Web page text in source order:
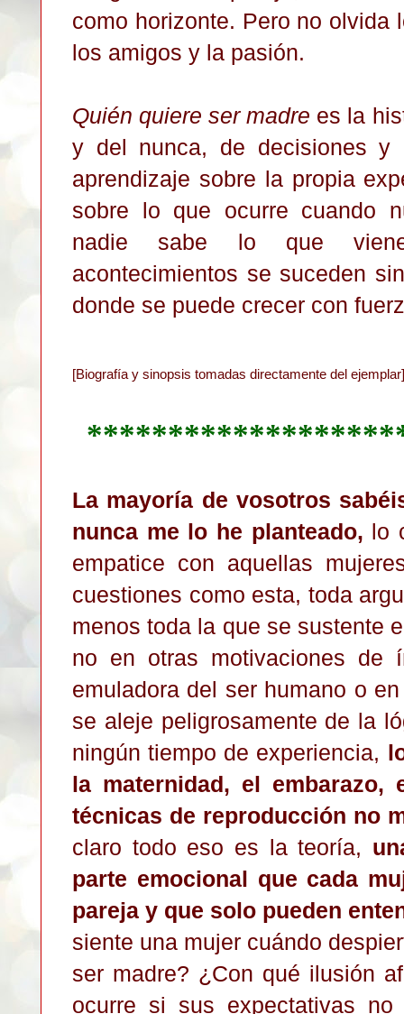
como horizonte. Pero no olvida
los amigos y la pasión.
Quién quiere ser madre es la
y del nunca, de decisiones y
aprendizaje sobre la propia
sobre lo que ocurre cuando
nadie sabe lo que
acontecimientos se suceden
donde se puede crecer con
[Biografía y sinopsis tomadas directamente del ejemplar]
La mayoría de vosotros
nunca me lo he planteado, lo
empatice con aquellas
cuestiones como esta, toda
menos toda la que se sustente
no en otras motivaciones de
emuladora del ser humano o
se aleje peligrosamente de la
ningún tiempo de experiencia,
la maternidad, el
técnicas de reproducción no
claro todo eso es la teoría,
parte emocional que cada
pareja y que solo pueden
siente una mujer cuándo
ser madre? ¿Con qué ilusión
ocurre si sus expectativas